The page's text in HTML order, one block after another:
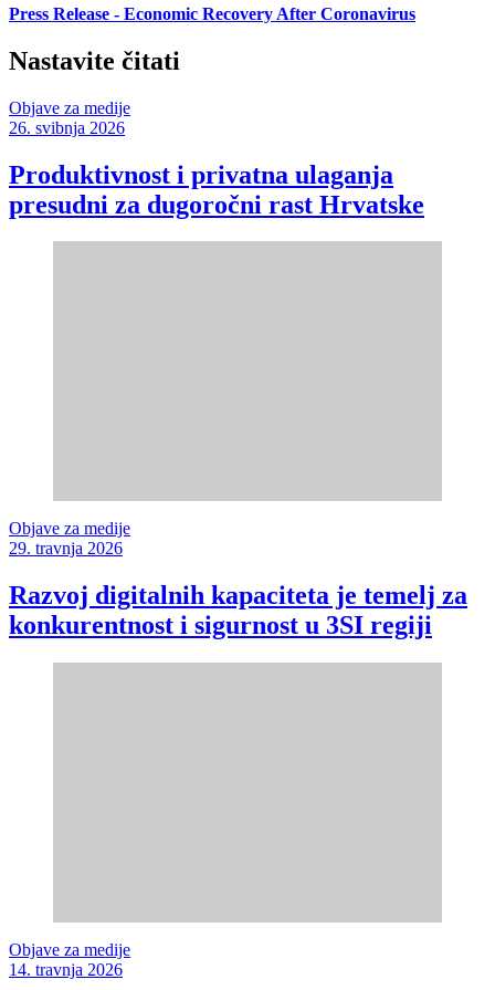
Press Release - Economic Recovery After Coronavirus
Nastavite čitati
Objave za medije
26. svibnja 2026
Produktivnost i privatna ulaganja
presudni za dugoročni rast Hrvatske
Objave za medije
29. travnja 2026
Razvoj digitalnih kapaciteta je temelj za
konkurentnost i sigurnost u 3SI regiji
Objave za medije
14. travnja 2026